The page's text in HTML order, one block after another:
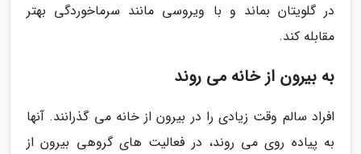
در گلویتان بماند و با ویروسی مانند سرماخوردگی بهتر
مقابله کند.
به بیرون از خانه می روند
افراد سالم وقت زیادی را در بیرون از خانه می گذرانند. آنها
به پیاده روی می روند، در فعالیت های گروهی بیرون از